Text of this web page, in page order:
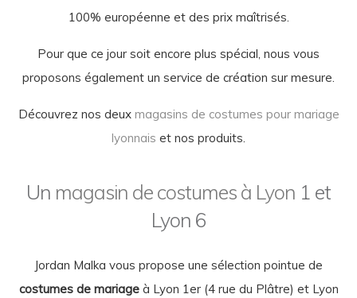
100% européenne et des prix maîtrisés.
Pour que ce jour soit encore plus spécial, nous vous
proposons également un service de création sur mesure.
Découvrez nos deux magasins de costumes pour mariage
lyonnais et nos produits.
Un magasin de costumes à Lyon 1 et
Lyon 6
Jordan Malka vous propose une sélection pointue de
costumes de mariageà Lyon 1er (4 rue du Plâtre) et Lyon